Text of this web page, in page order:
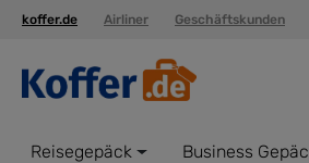
Zur Hauptnavigation
koffer.de Airliner Geschäftskunden
Reisegepäck Business